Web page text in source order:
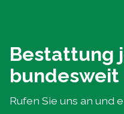
Bestattung
bundesweit
Rufen Sie uns an und